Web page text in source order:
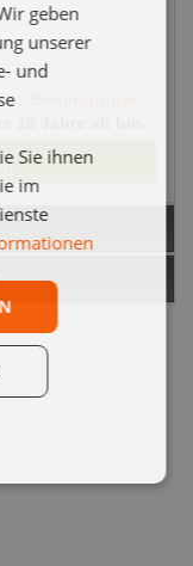
Bedingungen
18 Jahre alt bin.
geben
unserer
und
Sie ihnen
im